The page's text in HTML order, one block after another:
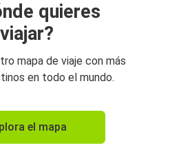
quieres
viajar?
mapa de viaje con más
en todo el mundo.
el mapa